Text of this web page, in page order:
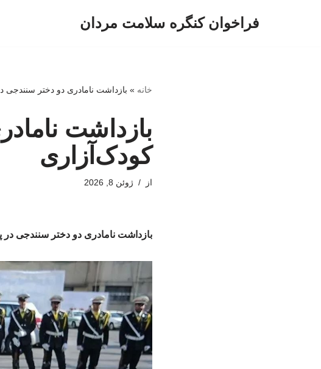
فراخوان کنگره سلامت مردان
خانه » بازداشت نامادری دو دختر سنندجی
بازداشت
کودک‌آزاری
از ژوئن 8, 2026
بازداشت نامادری دو دختر سنندجی در